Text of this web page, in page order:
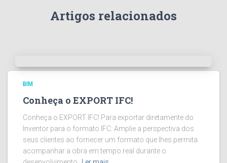
Artigos relacionados
BIM
Conheça o EXPORT IFC!
Conheça o EXPORT IFC! Para exportar diretamente do
Inventor para o formato IFC: Amplie a perspectiva dos
seus clientes ao fornecer um formato que lhes permita
acompanhar a obra em tempo real durante o